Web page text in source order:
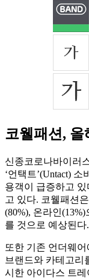
코웰패션,
신종코로나바이러
‘언택트’(Untact)
용객이 급증하고 있
고 있다. 코웰패션
(80%), 온라인
를 것으로 예상된다.
또한 기존 언더웨
브랜드와 카테고리
시한 아이다스 트